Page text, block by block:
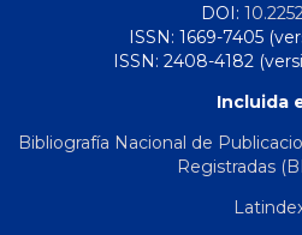
DOI:
ISSN: 1669-7405
ISSN: 2408-4182
Incluida
Bibliografía Nacional de
Registradas